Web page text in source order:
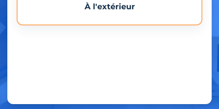
À l'extérieur